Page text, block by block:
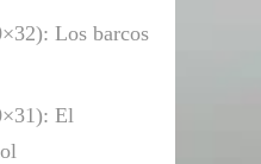
Los barcos
El